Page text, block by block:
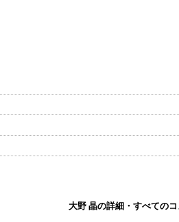
大野 晶の詳細・すべての